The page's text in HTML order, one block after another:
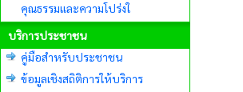
คุณธรรมและความโปร่งใ
บริการประชาชน
คู่มือสำหรับประชาชน
ข้อมูลเชิงสถิติการให้บริการ